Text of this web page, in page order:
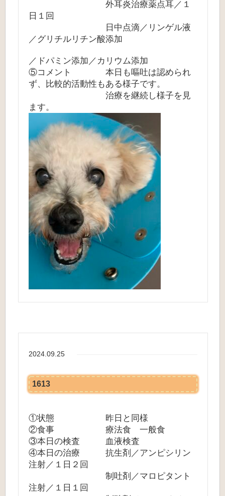
外耳炎治療薬点耳／１
日１回
日中点滴／リンゲル液
／グリチルリチン酸添加
／ドパミン添加／カリウム添加
⑤コメント 本日も嘔吐は認められ
ず、比較的活動性もある様子です。
治療を継続し様子を見
ます。
2024.09.25
1613
①状態 昨日と同様
②食事 療法食 一般食
③本日の検査 血液検査
④本日の治療 抗生剤／アンピシリン
注射／１日２回
制吐剤／マロピタント
注射／１日１回